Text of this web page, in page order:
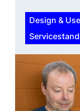
Design &